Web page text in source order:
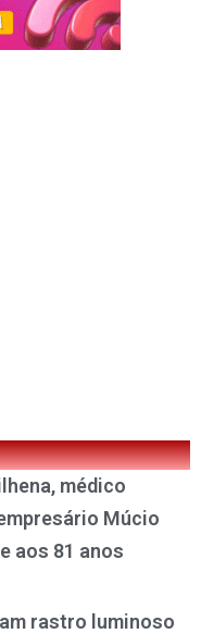
médico
Múcio
aos 81 anos
rastro luminoso